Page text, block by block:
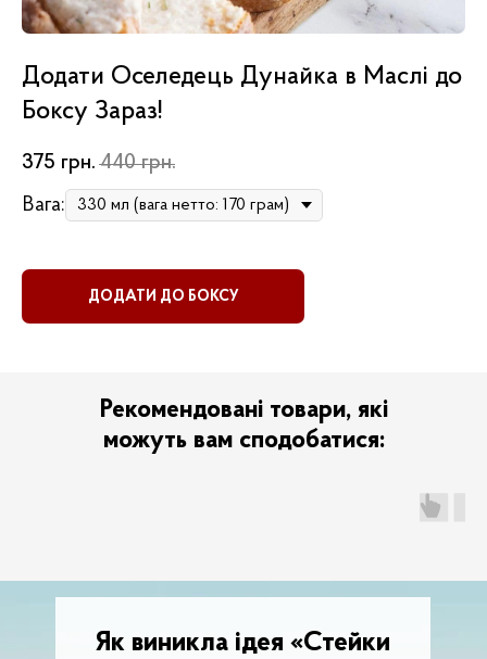
Додати Оселедець Дунайка в Маслі до
Боксу Зараз!
375 грн. 440 грн.
Вага:
ДОДАТИ ДО БОКСУ
Рекомендовані товари, які
можуть вам сподобатися:
Як виникла ідея «Стейки